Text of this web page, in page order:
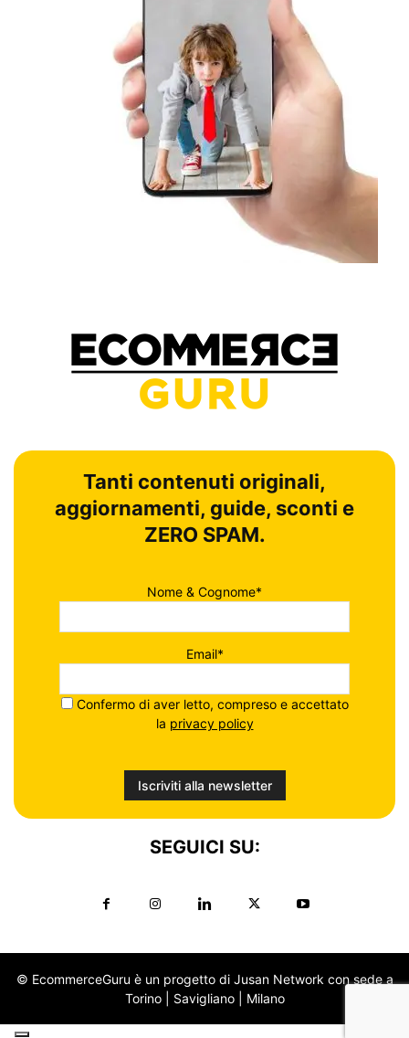
Tanti contenuti originali,
aggiornamenti, guide, sconti e
ZERO SPAM.
Nome & Cognome*
Email*
Confermo di aver letto, compreso e accettato
la privacy policy
SEGUICI SU:
© EcommerceGuru è un progetto di Jusan Network con sede a
Torino | Savigliano | Milano